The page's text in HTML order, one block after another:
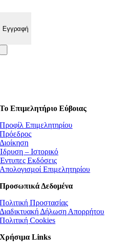
Το Επιμελητήριο Εύβοιας
Προφίλ Επιμελητηρίου
Πρόεδρος
Διοίκηση
Ίδρυση – Ιστορικό
Έντυπες Εκδόσεις
Απολογισμοί Επιμελητηρίου
Προσωπικά Δεδομένα
Πολιτική Προστασίας
Διαδικτυακή Δήλωση Απορρήτου
Πολιτική Cookies
Χρήσιμα Links